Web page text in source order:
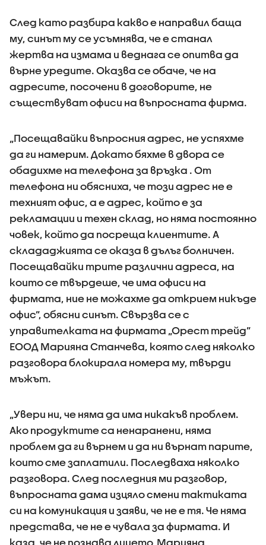
След като разбира какво е направил баща
му, синът му се усъмнява, че е станал
жертва на измама и веднага се опитва да
върне уредите. Оказва се обаче, че на
адресите, посочени в договорите, не
съществуват офиси на въпросната фирма.
„Посещавайки въпросния адрес, не успяхме
да ги намерим. Докато бяхме в двора се
обадихме на телефона за връзка . От
телефона ни обясниха, че този адрес не е
техният офис, а е адрес, който е за
рекламации и техен склад, но няма постоянно
човек, който да посреща клиентите. А
склададжията се оказа в дълъг болничен.
Посещавайки трите различни адреса, на
които се твърдеше, че има офиси на
фирмата, ние не можахме да открием никъде
офис”, обясни синът. Свързва се с
управителката на фирмата „Орест трейд”
ЕООД Марияна Станчева, която след няколко
разговора блокирала номера му, твърди
мъжът.
„Увери ни, че няма да има никакъв проблем.
Ако продуктите са ненаранени, няма
проблем да ги върнем и да ни върнат парите,
които сме заплатили. Последваха няколко
разговора. След последния ми разговор,
въпросната дама изцяло смени тактиката
си на комуникация и заяви, че не е тя. Че няма
представа, че не е чувала за фирмата. И
каза, че не познава лицето Марияна